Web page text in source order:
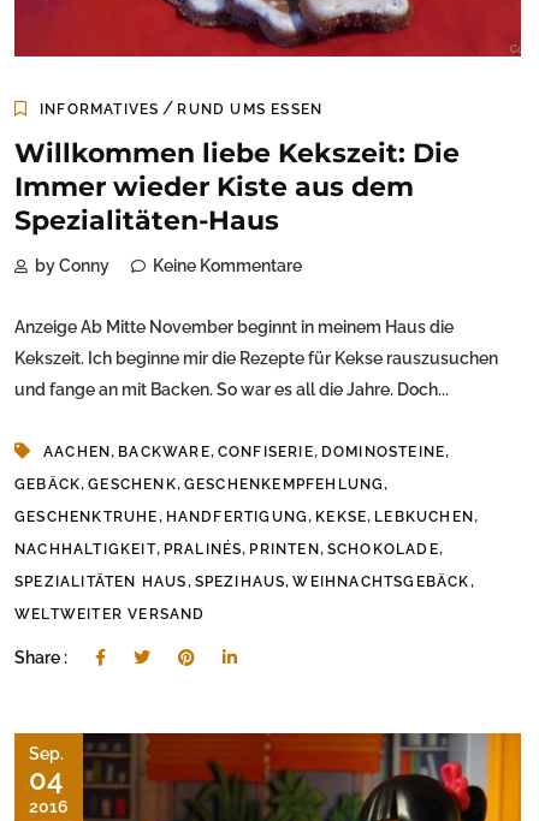
INFORMATIVES / RUND UMS ESSEN
Willkommen liebe Kekszeit: Die
Immer wieder Kiste aus dem
Spezialitäten-Haus
by Conny Keine Kommentare
Anzeige Ab Mitte November beginnt in meinem Haus die
Kekszeit. Ich beginne mir die Rezepte für Kekse rauszusuchen
und fange an mit Backen. So war es all die Jahre. Doch...
AACHEN, BACKWARE, CONFISERIE, DOMINOSTEINE,
GEBÄCK,GESCHENK, GESCHENKEMPFEHLUNG,
GESCHENKTRUHE, HANDFERTIGUNG, KEKSE, LEBKUCHEN,
NACHHALTIGKEIT, PRALINÉS, PRINTEN , SCHOKOLADE,
SPEZIALITÄTEN HAUS, SPEZIHAUS,WEIHNACHTSGEBÄCK,
WELTWEITER VERSAND
Share :
Sep.
04
2016